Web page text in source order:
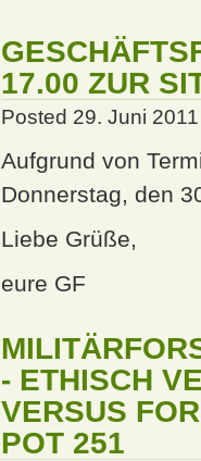
17.00 ZUR
Posted 29. Juni
Aufgrund von
Donnerstag, den
Liebe Grüße,
eure GF
- ETHISCH
VERSUS
POT 251